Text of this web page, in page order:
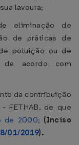
lavoura;
eliminação de
de práticas de
poluição ou de
de acordo com
da contribuição
FETHAB, de que
de 2000; (Inciso
01/2019).